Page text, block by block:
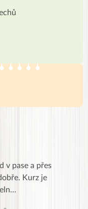
v pase a přes
Kurz je